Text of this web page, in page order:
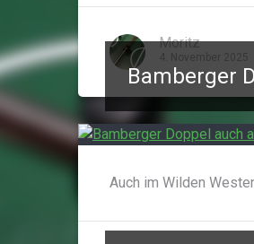
Moritz
Bamberger
Auch im Wilden